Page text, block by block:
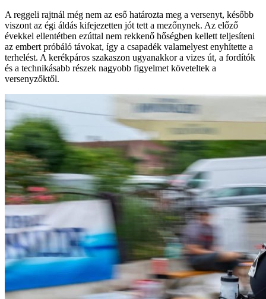
A reggeli rajtnál még nem az eső határozta meg a versenyt, később
viszont az égi áldás kifejezetten jót tett a mezőnynek. Az előző
évekkel ellentétben ezúttal nem rekkenő hőségben kellett teljesíteni
az embert próbáló távokat, így a csapadék valamelyest enyhítette a
terhelést. A kerékpáros szakaszon ugyanakkor a vizes út, a fordítók
és a technikásabb részek nagyobb figyelmet követeltek a
versenyzőktől.